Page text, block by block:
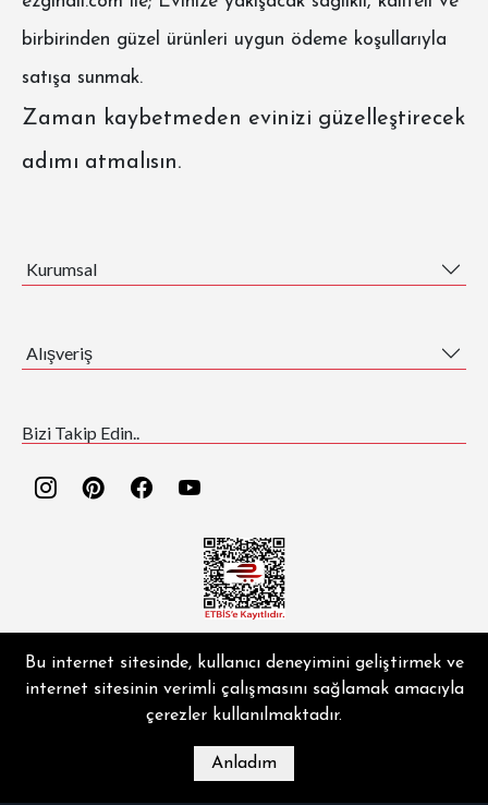
birbirinden güzel ürünleri uygun ödeme koşullarıyla
satışa sunmak.
Zaman kaybetmeden evinizi güzelleştirecek
adımı atmalısın.
Kurumsal
Alışveriş
Bizi Takip Edin..
EZGİ HALI ® | Copyright © 2026 | Tüm hakları saklıdır.
MAĞAZA BLOG İLETIŞIM HESABIM
Bu internet sitesinde, kullanıcı deneyimini geliştirmek ve
internet sitesinin verimli çalışmasını sağlamak amacıyla
çerezler kullanılmaktadır.
Anladım